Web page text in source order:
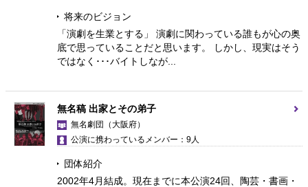
将来のビジョン
「演劇を生業とする」 演劇に関わっている誰もが心の奥
底で思っていることだと思います。 しかし、現実はそう
ではなく･･･バイトしなが...
無名稿 出家とその弟子
無名劇団 （大阪府）
公演に携わっているメンバー：9人
団体紹介
2002年4月結成。現在までに本公演24回、陶芸・書画・